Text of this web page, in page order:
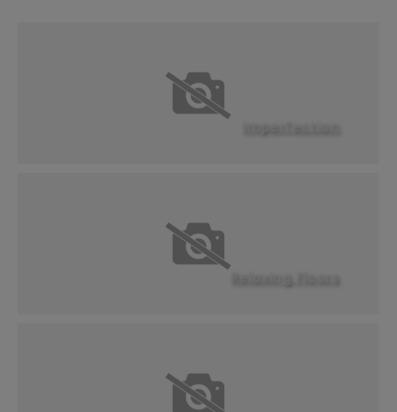
Imperfection
Relaxing Floors